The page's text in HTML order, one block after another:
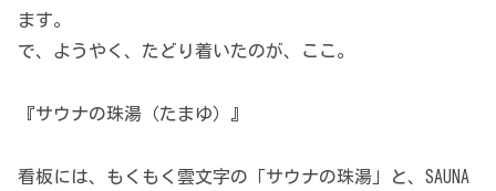
ます。
で、ようやく、たどり着いたのが、ここ。
『サウナの珠湯（たまゆ）』
看板には、もくもく雲文字の「サウナの珠湯」と、SAUNA